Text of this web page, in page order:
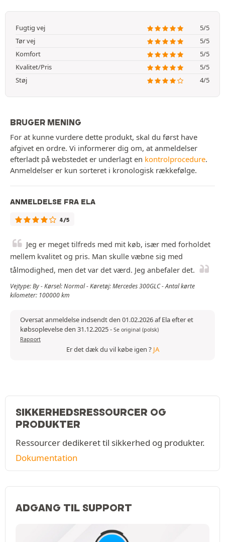
Fugtig vej
5/5
Tør vej
5/5
Komfort
5/5
Kvalitet/Pris
5/5
Støj
4/5
BRUGER MENING
For at kunne vurdere dette produkt, skal du først have
afgivet en ordre. Vi informerer dig om, at anmeldelser
efterladt på webstedet er underlagt en kontrolprocedure.
Anmeldelser er kun sorteret i kronologisk rækkefølge.
ANMELDELSE FRA ELA
4/5
Jeg er meget tilfreds med mit køb, især med forholdet
mellem kvalitet og pris. Man skulle væbne sig med
tålmodighed, men det var det værd. Jeg anbefaler det.
Vejtype: By - Kørsel: Normal - Køretøj: Mercedes 300GLC - Antal kørte
kilometer: 100000 km
Oversat anmeldelse indsendt den 01.02.2026 af Ela efter et
købsoplevelse den 31.12.2025- Se original (polsk)
Rapport
Er det dæk du vil købe igen ? JA
SIKKERHEDSRESSOURCER OG
PRODUKTER
Ressourcer dedikeret til sikkerhed og produkter.
Dokumentation
ADGANG TIL SUPPORT